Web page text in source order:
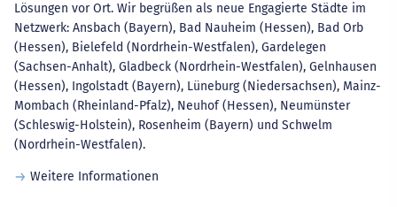
Lösungen vor Ort. Wir begrüßen als neue Engagierte Städte im
Netzwerk: Ansbach (Bayern), Bad Nauheim (Hessen), Bad Orb
(Hessen), Bielefeld (Nordrhein-Westfalen), Gardelegen
(Sachsen-Anhalt), Gladbeck (Nordrhein-Westfalen), Gelnhausen
(Hessen), Ingolstadt (Bayern), Lüneburg (Niedersachsen), Mainz-
Mombach (Rheinland-Pfalz), Neuhof (Hessen), Neumünster
(Schleswig-Holstein), Rosenheim (Bayern) und Schwelm
(Nordrhein-Westfalen).
Weitere Informationen